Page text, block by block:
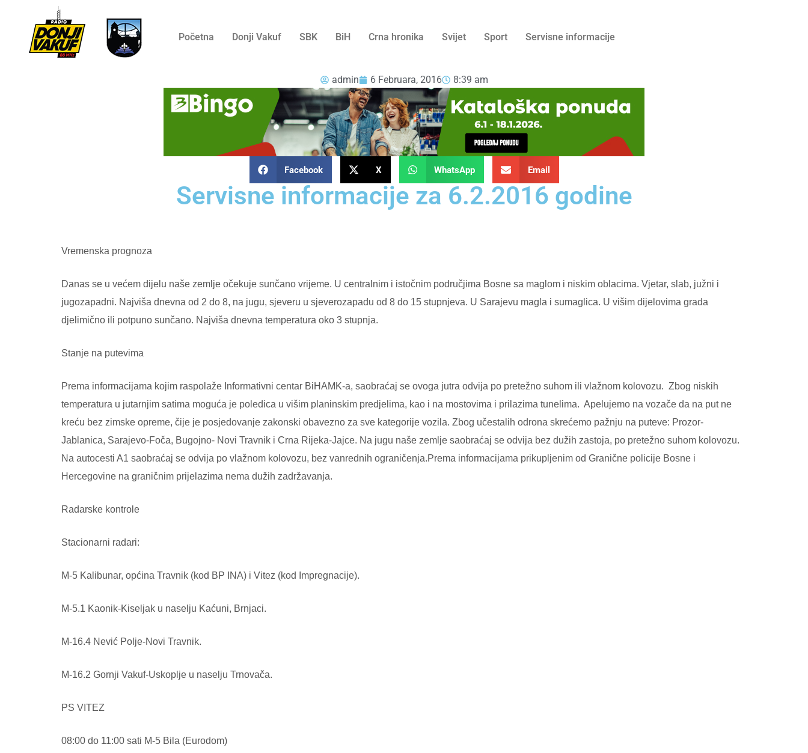
Početna Donji Vakuf SBK BiH Crna hronika Svijet Sport Servisne informacije
admin 6 Februara, 2016 8:39 am
Facebook X WhatsApp Email
Servisne informacije za 6.2.2016 godine
Vremenska prognoza
Danas se u većem dijelu naše zemlje očekuje sunčano vrijeme. U centralnim i istočnim područjima Bosne sa maglom i niskim oblacima. Vjetar, slab, južni i
jugozapadni. Najviša dnevna od 2 do 8, na jugu, sjeveru u sjeverozapadu od 8 do 15 stupnjeva. U Sarajevu magla i sumaglica. U višim dijelovima grada
djelimično ili potpuno sunčano. Najviša dnevna temperatura oko 3 stupnja.
Stanje na putevima
Prema informacijama kojim raspolaže Informativni centar BiHAMK-a, saobraćaj se ovoga jutra odvija po pretežno suhom ili vlažnom kolovozu. Zbog niskih
temperatura u jutarnjim satima moguća je poledica u višim planinskim predjelima, kao i na mostovima i prilazima tunelima. Apelujemo na vozače da na put ne
kreću bez zimske opreme, čije je posjedovanje zakonski obavezno za sve kategorije vozila. Zbog učestalih odrona skrećemo pažnju na puteve: Prozor-
Jablanica, Sarajevo-Foča, Bugojno- Novi Travnik i Crna Rijeka-Jajce. Na jugu naše zemlje saobraćaj se odvija bez dužih zastoja, po pretežno suhom kolovozu.
Na autocesti A1 saobraćaj se odvija po vlažnom kolovozu, bez vanrednih ograničenja.Prema informacijama prikupljenim od Granične policije Bosne i
Hercegovine na graničnim prijelazima nema dužih zadržavanja.
Radarske kontrole
Stacionarni radari:
M-5 Kalibunar, općina Travnik (kod BP INA) i Vitez (kod Impregnacije).
M-5.1 Kaonik-Kiseljak u naselju Kaćuni, Brnjaci.
M-16.4 Nević Polje-Novi Travnik.
M-16.2 Gornji Vakuf-Uskoplje u naselju Trnovača.
PS VITEZ
08:00 do 11:00 sati M-5 Bila (Eurodom)